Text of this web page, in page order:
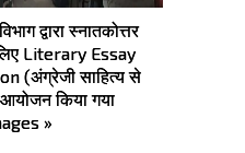
द्वारा स्नातकोत्तर
लिए Literary Essay
(अंग्रेजी साहित्य से
किया गया
»